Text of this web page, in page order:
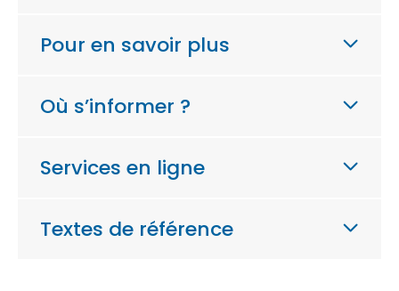
Pour en savoir plus
Où s’informer ?
Services en ligne
Textes de référence